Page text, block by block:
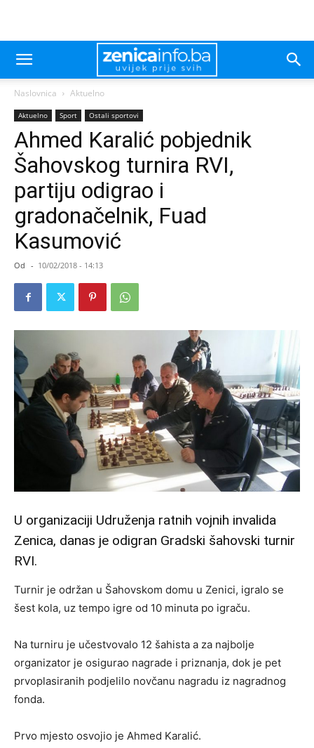
Naslovnica Aktuelno
Aktuelno Sport Ostali sportovi
Ahmed Karalić pobjednik
Šahovskog turnira RVI,
partiju odigrao i
gradonačelnik, Fuad
Kasumović
Od - 10/02/2018 - 14:13
U organizaciji Udruženja ratnih vojnih invalida
Zenica, danas je odigran Gradski šahovski turnir
RVI.
Turnir je održan u Šahovskom domu u Zenici, igralo se
šest kola, uz tempo igre od 10 minuta po igraču.
Na turniru je učestvovalo 12 šahista a za najbolje
organizator je osigurao nagrade i priznanja, dok je pet
prvoplasiranih podjelilo novčanu nagradu iz nagradnog
fonda.
Prvo mjesto osvojio je Ahmed Karalić.